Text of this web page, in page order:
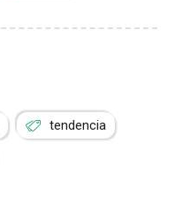
tendencia